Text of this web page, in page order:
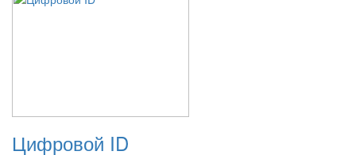
Цифровой ID